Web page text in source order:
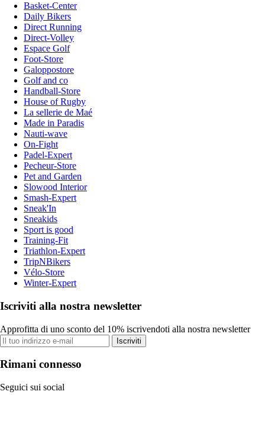
Basket-Center
Daily Bikers
Direct Running
Direct-Volley
Espace Golf
Foot-Store
Galoppostore
Golf and co
Handball-Store
House of Rugby
La sellerie de Maé
Made in Paradis
Nauti-wave
On-Fight
Padel-Expert
Pecheur-Store
Pet and Garden
Slowood Interior
Smash-Expert
Sneak'In
Sneakids
Sport is good
Training-Fit
Triathlon-Expert
TripNBikers
Vélo-Store
Winter-Expert
Iscriviti alla nostra newsletter
Approfitta di uno sconto del 10% iscrivendoti alla nostra newsletter
Iscriviti
Rimani connesso
Seguici sui social